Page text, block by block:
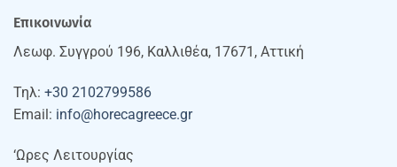
Επικοινωνία
Λεωφ. Συγγρού 196, Καλλιθέα, 17671, Αττική
Τηλ: +30 2102799586
Email: info@horecagreece.gr
‘Ωρες Λειτουργίας